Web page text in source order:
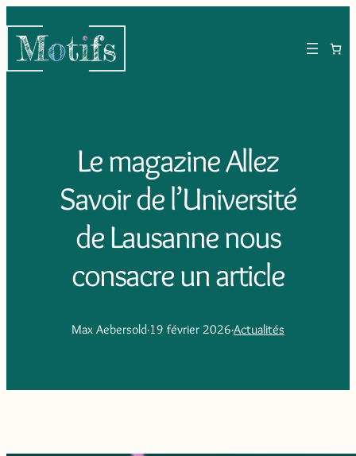
Le magazine Allez
Savoir de l’Université
de Lausanne nous
consacre un article
Max Aebersold·19 février 2026·Actualités